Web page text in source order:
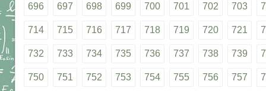
696 697 698 699 700 701 702 703
714 715 716 717 718 719 720 721
732 733 734 735 736 737 738 739
750 751 752 753 754 755 756 757